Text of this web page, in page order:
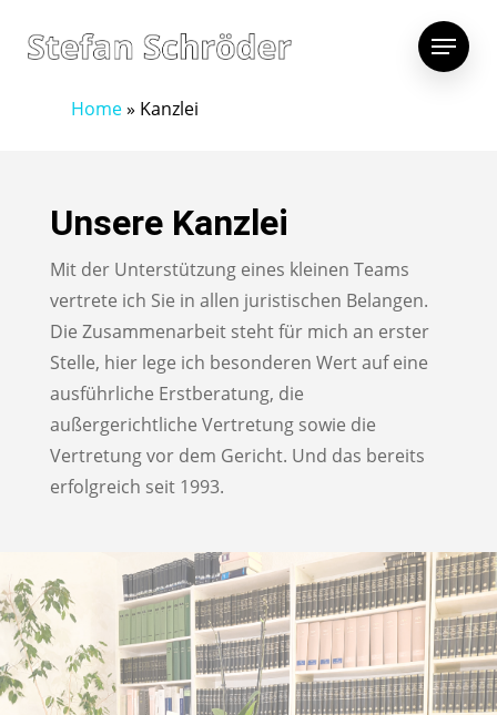
Home» Kanzlei
Unsere Kanzlei
Mit der Unterstützung eines kleinen Teams
vertrete ich Sie in allen juristischen Belangen.
Die Zusammenarbeit steht für mich an erster
Stelle, hier lege ich besonderen Wert auf eine
ausführliche Erstberatung, die
außergerichtliche Vertretung sowie die
Vertretung vor dem Gericht. Und das bereits
erfolgreich seit 1993.